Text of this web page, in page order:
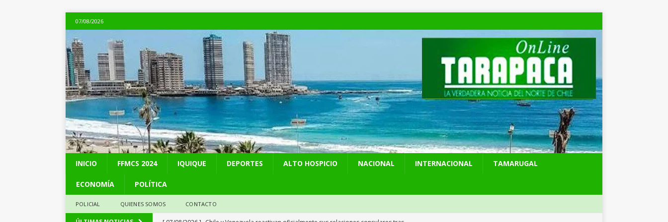
07/08/2026
INICIO FFMCS 2024 IQUIQUE DEPORTES ALTO HOSPICIO NACIONAL INTERNACIONAL TAMARUGAL
ECONOMÍA POLÍTICA
POLICIAL QUIENES SOMOS CONTACTO